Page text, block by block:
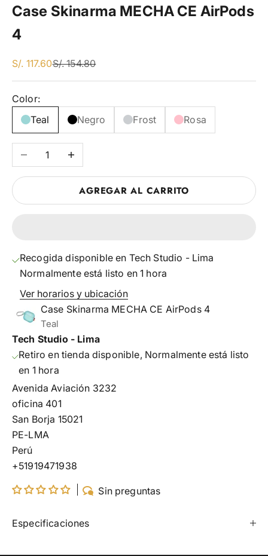
Case Skinarma MECHA CE AirPods
4
En Dscto
S/. 117.60Precio Regular
S/. 154.80
Color:
Teal
Negro Frost Rosa
Reducir cantidadAumentar cantidad
AGREGAR AL CARRITO
Recogida disponible en Tech Studio - Lima
Normalmente está listo en 1 hora
Ver horarios y ubicación
Case Skinarma MECHA CE AirPods 4
Teal
Tech Studio - Lima
Retiro en tienda disponible, Normalmente está listo
en 1 hora
Avenida Aviación 3232
oficina 401
San Borja 15021
PE-LMA
Perú
+51919471938
Sin preguntas
Especificaciones